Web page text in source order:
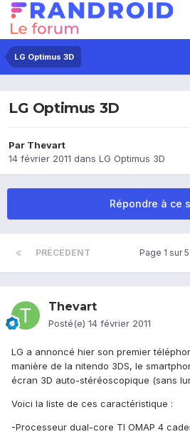
LG Optimus 3D
LG Optimus 3D
Par Thevart
14 février 2011 dans LG Optimus 3D
Répondre à ce
PRÉCÉDENT Page 1 sur 5
Thevart
Posté(e) 14 février 2011
LG a annoncé hier son premier
manière de la nitendo 3DS, le
écran 3D auto-stéréoscopique (sans
Voici la liste de ces caractéristique :
-Processeur dual-core TI OMAP 4